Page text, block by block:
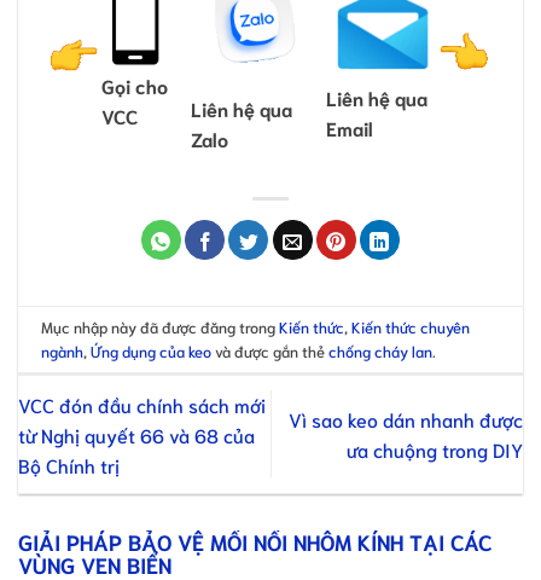
Gọi cho
VCC
Liên hệ qua
Zalo
Liên hệ qua
Email
Mục nhập này đã được đăng trongKiến thức ,Kiến thức chuyên
ngành ,Ứng dụng của keovà được gắn thẻchống cháy lan
VCC đón đầu chính sách mới
từ Nghị quyết 66 và 68 của
Bộ Chính trị
Vì sao keo dán nhanh được
ưa chuộng trong DIY
GIẢI PHÁP BẢO VỆ MỐI NỐI NHÔM KÍNH TẠI CÁC
VÙNG VEN BIỂN